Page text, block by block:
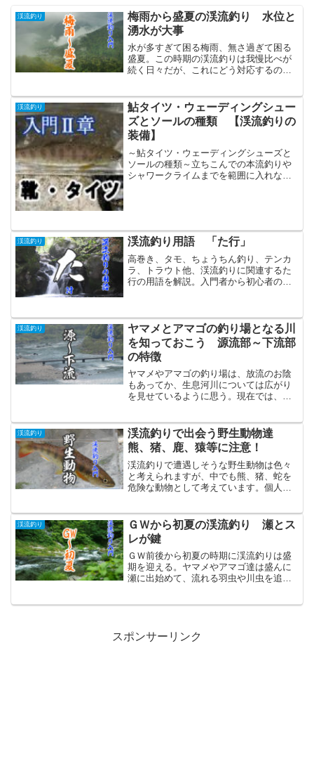
渓流釣り
梅雨から盛夏の渓流釣り 水位と
湧水が大事
水が多すぎて困る梅雨、無さ過ぎて困る
盛夏。この時期の渓流釣りは我慢比べが
続く日々だが、これにどう対応するのか
説しています。
渓流釣り
鮎タイツ・ウェーディングシュー
ズとソールの種類 【渓流釣りの
装備】
～鮎タイツ・ウェーディングシューズと
ソールの種類～立ちこんでの本流釣りや
シャワークライムまでを範囲に入れなが
渓流釣り 渓流釣り用語 「た行」
高巻き、タモ、ちょうちん釣り、テンカ
ラ、トラウト他、渓流釣りに関連するた
行の用語を解説。入門者から初心者の皆
渓流釣り
ヤマメとアマゴの釣り場となる川
を知っておこう 源流部～下流部
の特徴
ヤマメやアマゴの釣り場は、放流のお陰
もあってか、生息河川については広がり
を見せているように思う。現在では、降
れぞれの特徴について知っておくほうが
良いだろう。
渓流釣り
渓流釣りで出会う野生動物達
熊、猪、鹿、猿等に注意！
渓流釣りで遭遇しそうな野生動物は色々
と考えられますが、中でも熊、猪、蛇を
危険な動物として考えています。個人的
ことを掲載しています。
渓流釣り
ＧＷから初夏の渓流釣り 瀬とス
レが鍵
ＧＷ前後から初夏の時期に渓流釣りは盛
期を迎える。ヤマメやアマゴ達は盛んに
瀬に出始めて、流れる羽虫や川虫を追う
スポンサーリンク